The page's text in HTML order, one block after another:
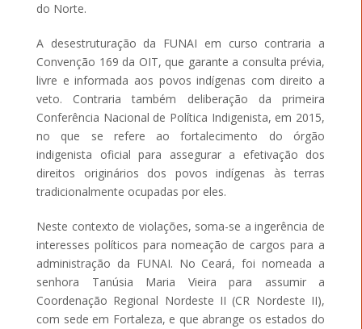
do Norte.
A desestruturação da FUNAI em curso contraria a
Convenção 169 da OIT, que garante a consulta prévia,
livre e informada aos povos indígenas com direito a
veto. Contraria também deliberação da primeira
Conferência Nacional de Política Indigenista, em 2015,
no que se refere ao fortalecimento do órgão
indigenista oficial para assegurar a efetivação dos
direitos originários dos povos indígenas às terras
tradicionalmente ocupadas por eles.
Neste contexto de violações, soma-se a ingerência de
interesses políticos para nomeação de cargos para a
administração da FUNAI. No Ceará, foi nomeada a
senhora Tanúsia Maria Vieira para assumir a
Coordenação Regional Nordeste II (CR Nordeste II),
com sede em Fortaleza, e que abrange os estados do